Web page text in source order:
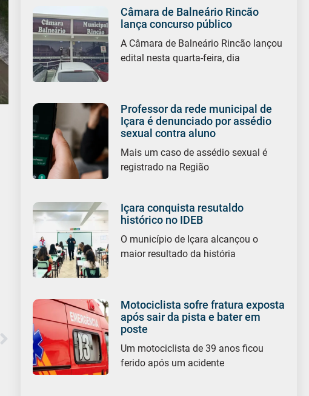
Câmara de Balneário Rincão
lança concurso público
A Câmara de Balneário Rincão lançou
edital nesta quarta-feira, dia
Professor da rede municipal de
Içara é denunciado por assédio
sexual contra aluno
Mais um caso de assédio sexual é
registrado na Região
Içara conquista resutaldo
histórico no IDEB
O município de Içara alcançou o
maior resultado da história
Motociclista sofre fratura exposta
após sair da pista e bater em
poste
Um motociclista de 39 anos ficou
ferido após um acidente